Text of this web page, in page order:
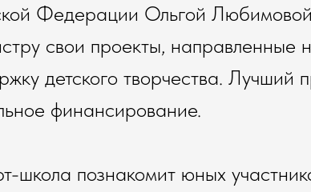
Федерации Ольгой
свои проекты, направленные
детского творчества. Лучший
финансирование.
школа познакомит юных